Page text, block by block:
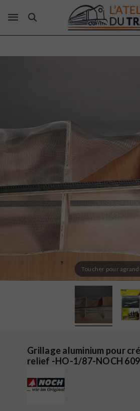
Toucher pour
Grillage aluminium pour
relief -HO-1/87-NOCH